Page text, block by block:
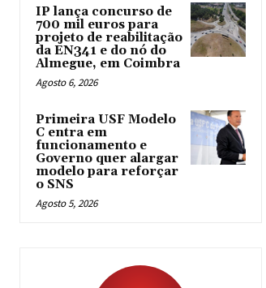
IP lança concurso de
700 mil euros para
projeto de reabilitação
da EN341 e do nó do
Almegue, em Coimbra
Agosto 6, 2026
Primeira USF Modelo
C entra em
funcionamento e
Governo quer alargar
modelo para reforçar
o SNS
Agosto 5, 2026